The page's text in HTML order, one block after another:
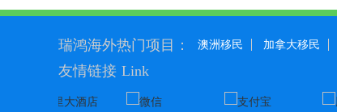
瑞鸿海外热门项目： 澳洲移民 加拿大移民
友情链接 Link